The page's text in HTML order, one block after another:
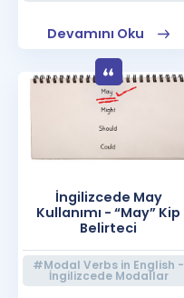
Devamını Oku
İngilizcede May
Kullanımı - “May” Kip
Belirteci
#Modal Verbs in English -
İngilizcede Modallar